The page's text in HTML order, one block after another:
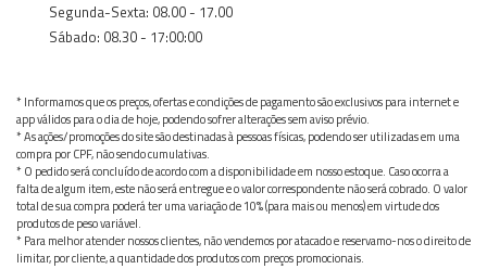
Segunda-Sexta: 08.00 - 17.00
Sábado: 08.30 - 17:00:00
* Informamos que os preços, ofertas e condições de pagamento são exclusivos para internet e
app válidos para o dia de hoje, podendo sofrer alterações sem aviso prévio.
* As ações/promoções do site são destinadas à pessoas físicas, podendo ser utilizadas em uma
compra por CPF, não sendo cumulativas.
* O pedido será concluído de acordo com a disponibilidade em nosso estoque. Caso ocorra a
falta de algum item, este não será entregue e o valor correspondente não será cobrado. O valor
total de sua compra poderá ter uma variação de 10% (para mais ou menos) em virtude dos
produtos de peso variável.
* Para melhor atender nossos clientes, não vendemos por atacado e reservamo-nos o direito de
limitar, por cliente, a quantidade dos produtos com preços promocionais.